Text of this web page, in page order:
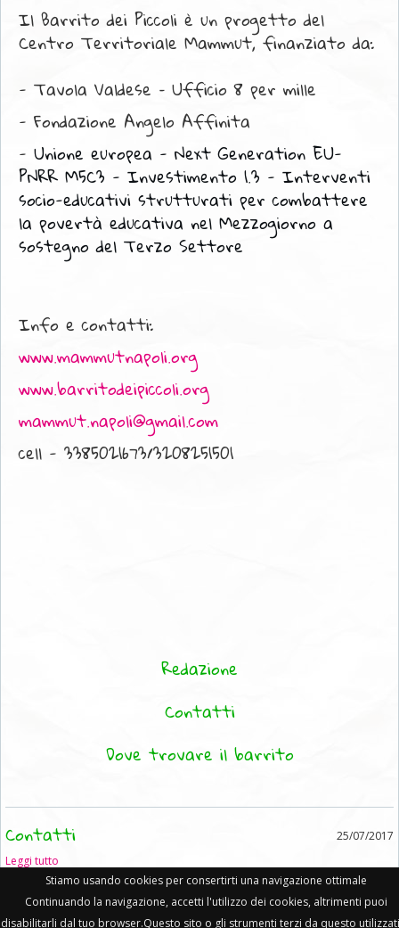
Stiamo usando cookies per consertirti una navigazione ottimale
Continuando la navigazione, accetti l'utilizzo dei cookies, altrimenti puoi
disabilitarli dal tuo browser.Questo sito o gli strumenti terzi da questo
Il Barrito dei Piccoli è un progetto del
Centro Territoriale Mammut, finanziato da:
- Tavola Valdese – Ufficio 8 per mille
- Fondazione Angelo Affinita
- Unione europea - Next Generation EU-
PNRR M5C3 - Investimento 1.3 - Interventi
socio-educativi strutturati per combattere
la povertà educativa nel Mezzogiorno a
sostegno del Terzo Settore
Info e contatti:
www.mammutnapoli.org
www.barritodeipiccoli.org
mammut.napoli@gmail.com
cell - 3385021673/3208251501
Redazione
Contatti
Dove trovare il barrito
25/07/2017
Contatti
Leggi tutto
Il Barrito del Mammut • PI 06239421214 •privacy policy•cookie policy•mail